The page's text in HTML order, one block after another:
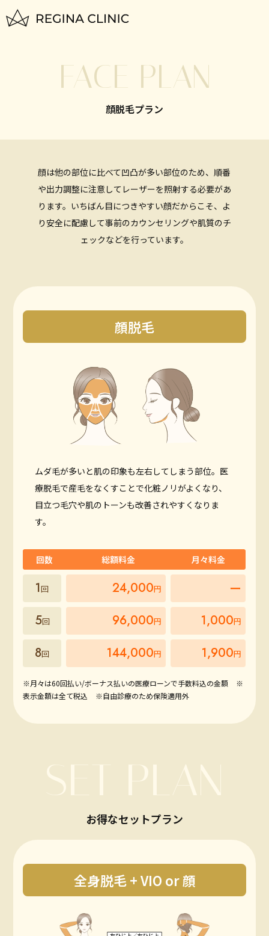
はじめての方へ
いびき治療
NIGHTLASE
美容治療
CLINIC LIST
RECRUITMENT
メンズ脱毛はこちら
MENS
すでにご契約がある方へ
FACE PLAN
顔脱毛プラン
顔は他の部位に比べて凹凸が多い部位のため、順番
や出力調整に注意してレーザーを照射する必要があ
ります。 いちばん目につきやすい顔だからこそ、よ
り安全に配慮して事前のカウンセリングや肌質のチ
ェックなどを行っています。
顔脱毛
ムダ毛が多いと肌の印象も左右してしまう部位。 医
療脱毛で産毛をなくすことで化粧ノリがよくなり、
目立つ毛穴や肌のトーンも改善されやすくなりま
す。
回数 総額料金 月々料金
1回 24,000円
ー
5回 96,000円 1,000円
8回 144,000円 1,900円
※月々は60回払い/ボーナス払いの医療ローンで手数料込の金額
※
表示金額は全て税込
※自由診療のため保険適用外
SET PLAN
お得なセットプラン
全身脱毛 + VIO or 顔